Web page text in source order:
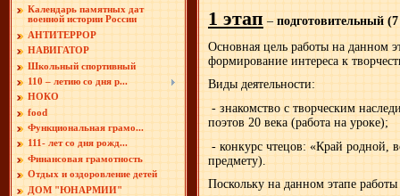
Календарь памятных дат
военной истории России
АНТИТЕРРОР
НАВИГАТОР
Школьный спортивный
110 – летию со дня р...
НОКО
food
Функциональная грамо...
111- лет со дня рожд...
Финансовая грамотность
Отдых и оздоровление детей
ДОМ "ЮНАРМИИ"
1 этап – подготовительный
Основная цель работы на данном
формирование интереса к
Виды деятельности:
- знакомство с творческим
поэтов 20 века (работа на уроке);
- конкурс чтецов: «Край родной,
предмету).
Поскольку на данном этапе